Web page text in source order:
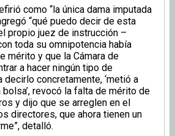
como “la única dama imputada
“qué puedo decir de esta
propio juez de instrucción –
toda su omnipotencia había
mérito y que la Cámara de
a hacer ningún tipo de
decirlo concretamente, ‘metió a
revocó la falta de mérito de
y dijo que se arreglen en el
directores, que ahora tienen un
detalló.